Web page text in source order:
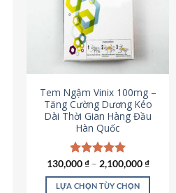
Tem Ngậm Vinix 100mg –
Tăng Cường Dương Kéo
Dài Thời Gian Hàng Đầu
Hàn Quốc
Được xếp
hạng5.00
5 sao
130,000₫– 2,100,000₫
LỰA CHỌN TÙY CHỌN